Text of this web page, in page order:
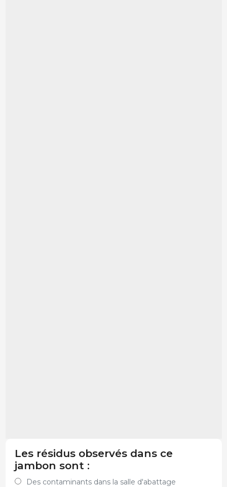
Les résidus observés dans ce
jambon sont :
Des contaminants dans la salle d'abattage